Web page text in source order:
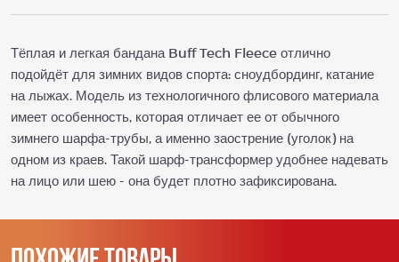
Тёплая и легкая бандана Buff Tech Fleece отлично
подойдёт для зимних видов спорта: сноудбординг, катание
на лыжах. Модель из технологичного флисового материала
имеет особенность, которая отличает ее от обычного
зимнего шарфа-трубы, а именно заострение (уголок) на
одном из краев. Такой шарф-трансформер удобнее надевать
на лицо или шею - она будет плотно зафиксирована.